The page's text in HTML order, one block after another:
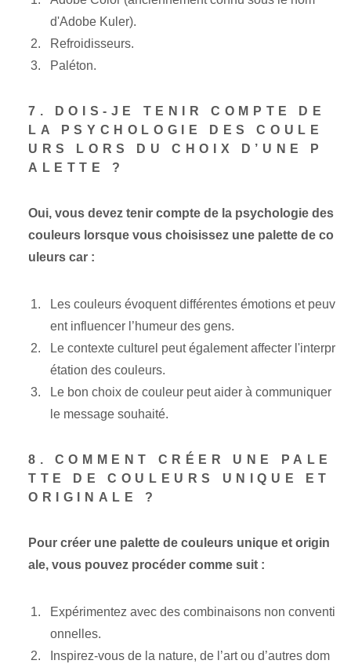
d'Adobe Kuler).
Refroidisseurs.
Paléton.
7. DOIS-JE TENIR COMPTE DE
LA PSYCHOLOGIE DES COULE
URS LORS DU CHOIX D’UNE P
ALETTE ?
Oui, vous devez tenir compte de la psychologie des
couleurs lorsque vous choisissez une palette de co
uleurs car :
Les couleurs évoquent différentes émotions et peuv
ent influencer l’humeur des gens.
Le contexte culturel peut également affecter l'interpr
étation des couleurs.
Le bon choix de couleur peut aider à communiquer
le message souhaité.
8. COMMENT CRÉER UNE PALE
TTE DE COULEURS UNIQUE ET
ORIGINALE ?
Pour créer une palette de couleurs unique et origin
ale, vous pouvez procéder comme suit :
Expérimentez avec des combinaisons non conventi
onnelles.
Inspirez-vous de la nature, de l’art ou d’autres dom